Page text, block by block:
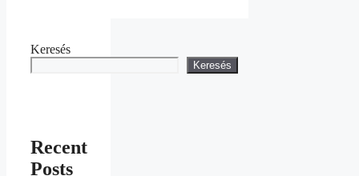
Keresés
Keresés
Recent
Posts